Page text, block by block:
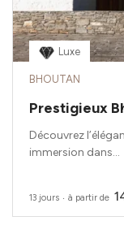
Luxe
BHOUTAN
Prestigieux
Découvrez
immersion dans...
13 jours ‧ à partir de